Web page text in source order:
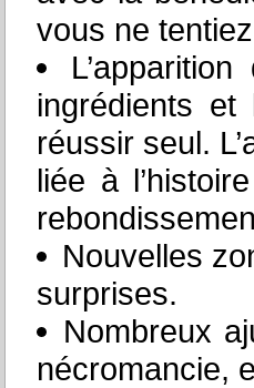
vous ne
ingrédients
réussir seul.
liée à
Nouvelles
surprises.
Nombreux
nécromancie,